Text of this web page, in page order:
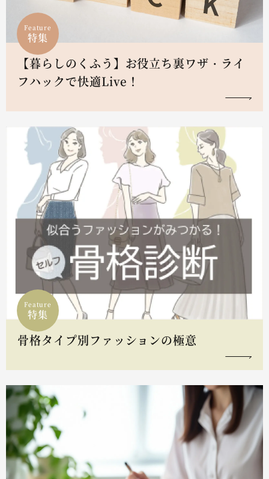
Feature
特集
【暮らしのくふう】お役立ち裏ワザ・ライ
フハックで快適Live！
Feature
特集
骨格タイプ別ファッションの極意